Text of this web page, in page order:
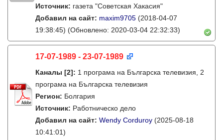
Источник: газета "Советская Хакасия"
Добавил на сайт: maxim9705 (2018-04-07
19:38:45) (Обновлено: 2020-03-04 22:32:33)
17-07-1989 - 23-07-1989
Каналы [2]: 1 програма на Българска телевизия, 2
програма на Българска телевизия
Регион: Болгария
Источник: Работническо дело
Добавил на сайт: Wendy Corduroy (2025-08-18
10:41:01)